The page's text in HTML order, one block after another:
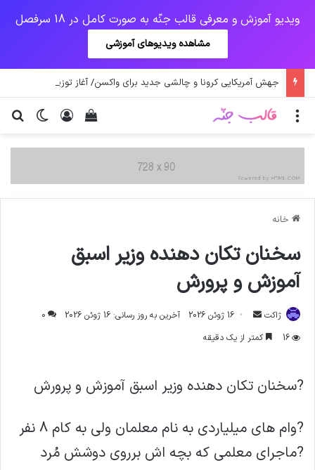
ویدیو آموزش و معرفی قالب جنّه به صورت کامل در 18 سرفصل
مشاهده ویدیوهای آموزشی
تغییر ورود
دیدن سبد خرید منو
خانه
سخنان تکان دهنده وزیر اسبق
آموزش و پرورش
ژاکت
ارسال
ایمیل
16 ژوئن 2026 آخرین به روز رسانی: 16 ژوئن 2026
0
16
کمتر از یک دقیقه
?سخنان تکان دهنده وزیر اسبق آموزش و پرورش
?وام های میلیاردی به نام معلمان ولی به کام 8 نفر
?ماجرای معلمی که بچه اش برروی دوشش مُرد